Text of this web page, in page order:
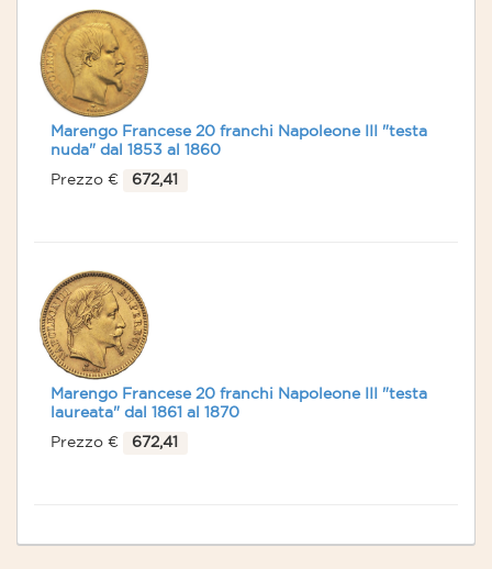
Marengo Francese 20 franchi Napoleone III "testa
nuda" dal 1853 al 1860
Prezzo €
672,41
Marengo Francese 20 franchi Napoleone III "testa
laureata" dal 1861 al 1870
Prezzo €
672,41